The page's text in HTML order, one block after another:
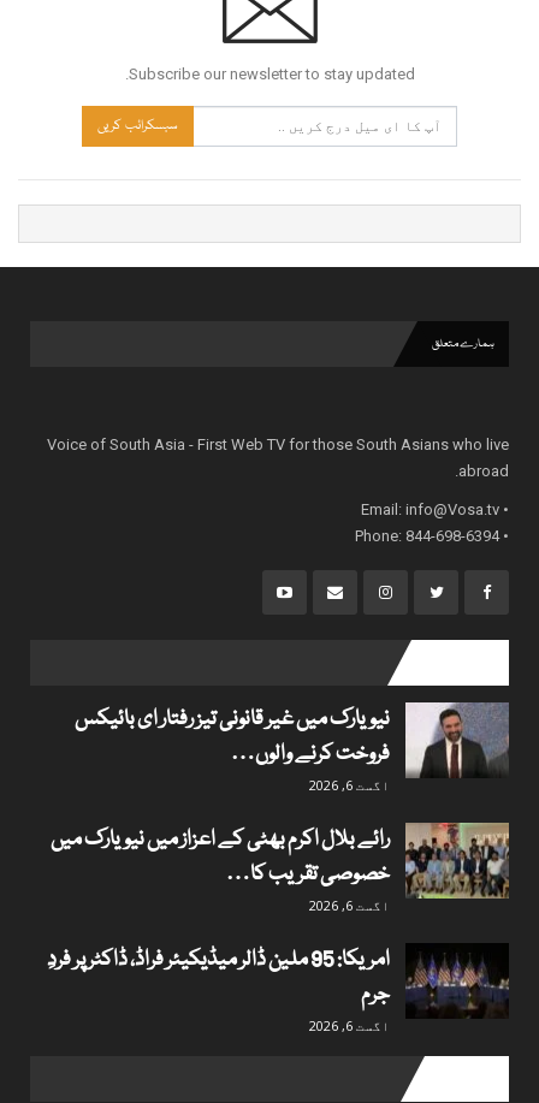
Subscribe our newsletter to stay updated.
سبسکرائب کریں
ہمارے متعلق
Voice of South Asia - First Web TV for those South Asians who live
abroad.
• Email:
info@Vosa.tv
• Phone: 844-698-6394
نیویارک میں غیر قانونی تیز رفتار ای بائیکس
فروخت کرنے والوں…
اگست 6, 2026
رائے بلال اکرم بھٹی کے اعزاز میں نیویارک میں
خصوصی تقریب کا…
اگست 6, 2026
امریکا: 95 ملین ڈالر میڈیکیئر فراڈ، ڈاکٹر پر فردِ
جرم
اگست 6, 2026